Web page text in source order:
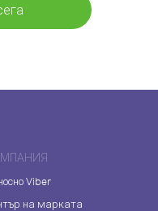
Viber
на марката